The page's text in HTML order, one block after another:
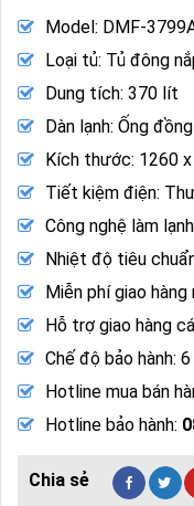
Model: DMF-
Loại tủ: Tủ đông
Dung tích: 370 lít
Dàn lạnh: Ống đồng
Kích thước: 1260
Tiết kiệm điện:
Công nghệ làm
Nhiệt độ tiêu
Miễn phí giao
Hỗ trợ giao hàng
Chế độ bảo hành:
Hotline mua bán
Hotline bảo hành: